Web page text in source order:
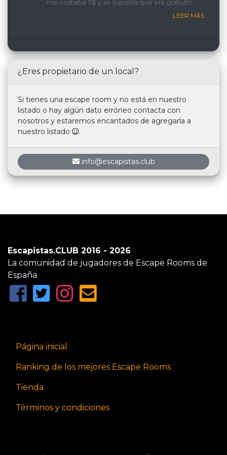
me costaba 11$ y se suponía que era gratuito
LEER MÁS
¿Eres propietario de un local?
Si tienes una escape room y no está en nuestro
listado o hay algún dato erróneo contacta con
nosotros y estaremos encantados de agregarla a
nuestro listado
.
info@escapistas.club
Escapistas.CLUB 2016 - 2026
La comunidad de jugadores de Escape Rooms de
España.
Página inicial
Ranking de los mejores Escape Rooms
Tienda
Términos y condiciones